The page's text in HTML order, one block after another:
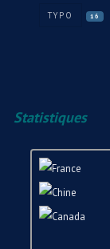
TYPO 16
Statistiques